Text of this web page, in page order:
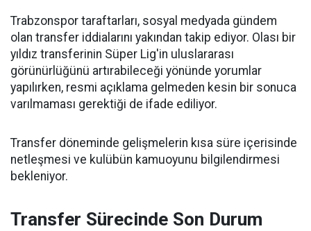
Trabzonspor taraftarları, sosyal medyada gündem
olan transfer iddialarını yakından takip ediyor. Olası bir
yıldız transferinin Süper Lig'in uluslararası
görünürlüğünü artırabileceği yönünde yorumlar
yapılırken, resmi açıklama gelmeden kesin bir sonuca
varılmaması gerektiği de ifade ediliyor.
Transfer döneminde gelişmelerin kısa süre içerisinde
netleşmesi ve kulübün kamuoyunu bilgilendirmesi
bekleniyor.
Transfer Sürecinde Son Durum